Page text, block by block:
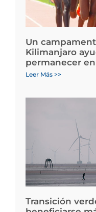
Un
Kilimanjaro
permanecer
Leer Más >>
Transición